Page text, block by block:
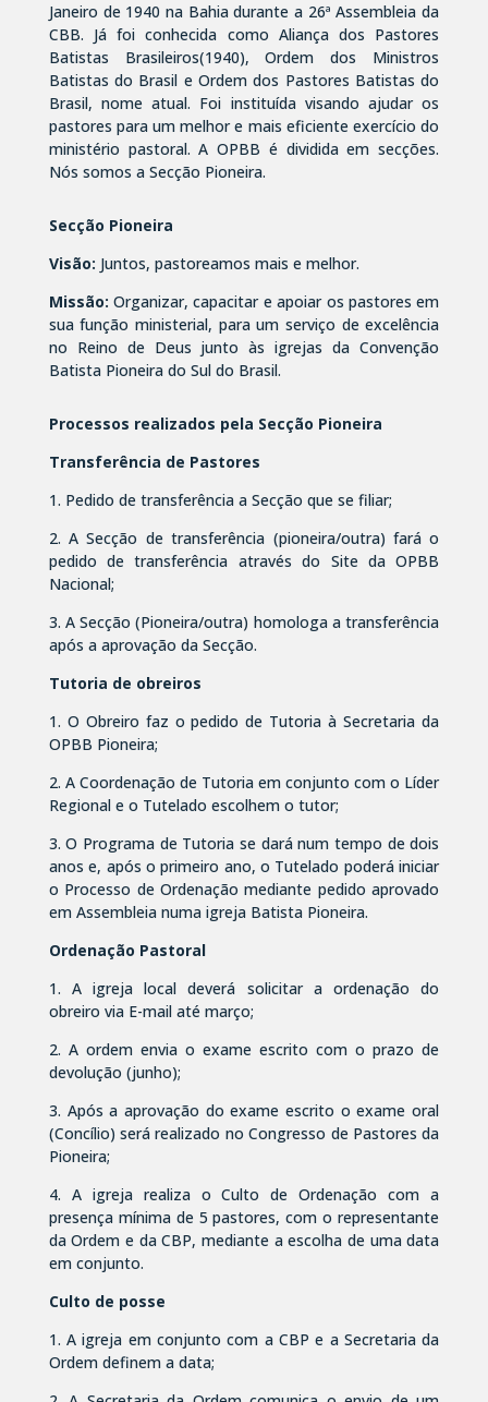
Janeiro de 1940 na Bahia durante a 26ª Assembleia da
CBB. Já foi conhecida como Aliança dos Pastores
Batistas Brasileiros(1940), Ordem dos Ministros
Batistas do Brasil e Ordem dos Pastores Batistas do
Brasil, nome atual. Foi instituída visando ajudar os
pastores para um melhor e mais eficiente exercício do
ministério pastoral. A OPBB é dividida em secções.
Nós somos a Secção Pioneira.
Secção Pioneira
Visão: Juntos, pastoreamos mais e melhor.
Missão:Organizar, capacitar e apoiar os pastores em
sua função ministerial, para um serviço de excelência
no Reino de Deus junto às igrejas da Convenção
Batista Pioneira do Sul do Brasil.
Processos realizados pela Secção Pioneira
Transferência de Pastores
1. Pedido de transferência a Secção que se filiar;
2. A Secção de transferência (pioneira/outra) fará o
pedido de transferência através do Site da OPBB
Nacional;
3. A Secção (Pioneira/outra) homologa a transferência
após a aprovação da Secção.
Tutoria de obreiros
1. O Obreiro faz o pedido de Tutoria à Secretaria da
OPBB Pioneira;
2. A Coordenação de Tutoria em conjunto com o Líder
Regional e o Tutelado escolhem o tutor;
3. O Programa de Tutoria se dará num tempo de dois
anos e, após o primeiro ano, o Tutelado poderá iniciar
o Processo de Ordenação mediante pedido aprovado
em Assembleia numa igreja Batista Pioneira.
Ordenação Pastoral
1. A igreja local deverá solicitar a ordenação do
obreiro via E-mail até março;
2. A ordem envia o exame escrito com o prazo de
devolução (junho);
3. Após a aprovação do exame escrito o exame oral
(Concílio) será realizado no Congresso de Pastores da
Pioneira;
4. A igreja realiza o Culto de Ordenação com a
presença mínima de 5 pastores, com o representante
da Ordem e da CBP, mediante a escolha de uma data
em conjunto.
Culto de posse
1. A igreja em conjunto com a CBP e a Secretaria da
Ordem definem a data;